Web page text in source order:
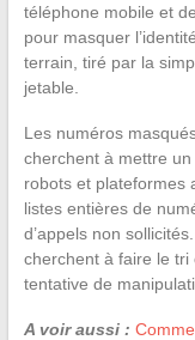
téléphone mobile et
pour masquer
terrain, tiré par la
jetable.
Les numéros
cherchent à mettre
robots et plateformes
listes entières de
d’appels non
cherchent à faire le tri
tentative de
A voir aussi :